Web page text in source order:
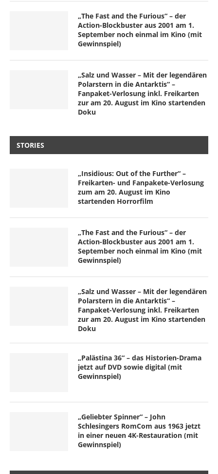
„The Fast and the Furious“ – der
Action-Blockbuster aus 2001 am 1.
September noch einmal im Kino (mit
Gewinnspiel)
„Salz und Wasser – Mit der legendären
Polarstern in die Antarktis“ –
Fanpaket-Verlosung inkl. Freikarten
zur am 20. August im Kino startenden
Doku
STORIES
„Insidious: Out of the Further“ –
Freikarten- und Fanpakete-Verlosung
zum am 20. August im Kino
startenden Horrorfilm
„The Fast and the Furious“ – der
Action-Blockbuster aus 2001 am 1.
September noch einmal im Kino (mit
Gewinnspiel)
„Salz und Wasser – Mit der legendären
Polarstern in die Antarktis“ –
Fanpaket-Verlosung inkl. Freikarten
zur am 20. August im Kino startenden
Doku
„Palästina 36“ – das Historien-Drama
jetzt auf DVD sowie digital (mit
Gewinnspiel)
„Geliebter Spinner“ – John
Schlesingers RomCom aus 1963 jetzt
in einer neuen 4K-Restauration (mit
Gewinnspiel)